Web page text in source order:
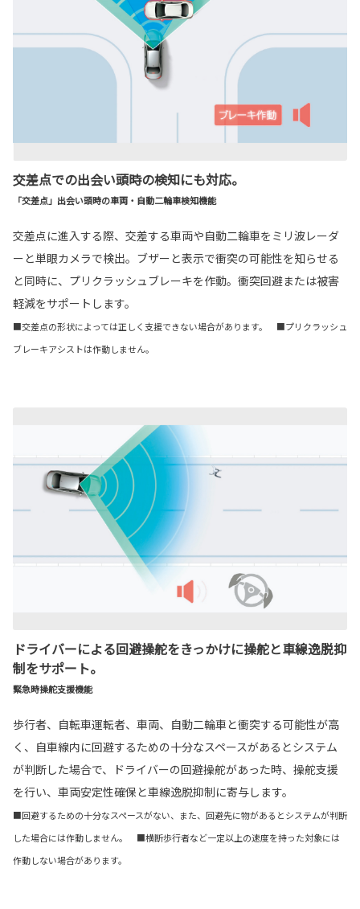
交差点での出会い頭時の検知にも対応。
「交差点」出会い頭時の車両・自動二輪車検知機能
交差点に進入する際、交差する車両や自動二輪車をミリ波レーダ
ーと単眼カメラで検出。ブザーと表示で衝突の可能性を知らせる
と同時に、プリクラッシュブレーキを作動。衝突回避または被害
軽減をサポートします。
■交差点の形状によっては正しく支援できない場合があります。 ■プリクラッシュ
ブレーキアシストは作動しません。
ドライバーによる回避操舵をきっかけに操舵と車線逸脱抑
制をサポート。
緊急時操舵支援機能
歩行者、自転車運転者、車両、自動二輪車と衝突する可能性が高
く、自車線内に回避するための十分なスペースがあるとシステム
が判断した場合で、ドライバーの回避操舵があった時、操舵支援
を行い、車両安定性確保と車線逸脱抑制に寄与します。
■回避するための十分なスペースがない、また、回避先に物があるとシステムが判断
した場合には作動しません。 ■横断歩行者など一定以上の速度を持った対象には
作動しない場合があります。